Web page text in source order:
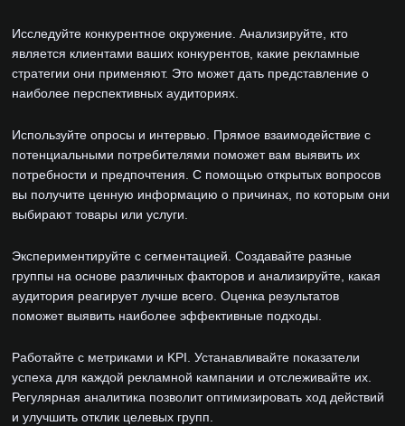
Исследуйте конкурентное окружение. Анализируйте, кто
является клиентами ваших конкурентов, какие рекламные
стратегии они применяют. Это может дать представление о
наиболее перспективных аудиториях.
Используйте опросы и интервью. Прямое взаимодействие с
потенциальными потребителями поможет вам выявить их
потребности и предпочтения. С помощью открытых вопросов
вы получите ценную информацию о причинах, по которым они
выбирают товары или услуги.
Экспериментируйте с сегментацией. Создавайте разные
группы на основе различных факторов и анализируйте, какая
аудитория реагирует лучше всего. Оценка результатов
поможет выявить наиболее эффективные подходы.
Работайте с метриками и KPI. Устанавливайте показатели
успеха для каждой рекламной кампании и отслеживайте их.
Регулярная аналитика позволит оптимизировать ход действий
и улучшить отклик целевых групп.